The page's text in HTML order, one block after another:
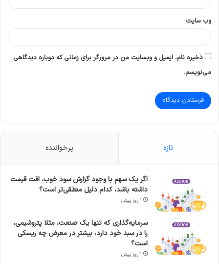
وب‌ سایت
ذخیره نام، ایمیل و وبسایت من در مرورگر برای زمانی که دوباره دیدگاهی
می‌نویسم.
تازه پرخواننده
اگر یک سهم با وجود گزارش سود خوب، افت قیمت
داشته باشد، کدام دلیل منطقی‌تر است؟
1 روز پیش
سرمایه‌گذاری که تنها یک صنعت، مثلا پتروشیمی،
را در سبد خود دارد، بیشتر در معرض چه ریسکی
است؟
1 روز پیش